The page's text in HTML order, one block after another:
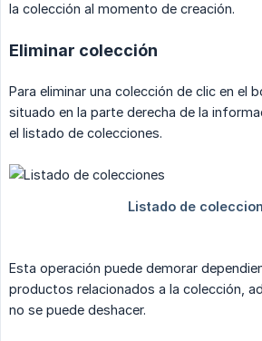
la colección al momento de creación.
Eliminar colección
Para eliminar una colección de clic en el
situado en la parte derecha de la
el listado de colecciones.
Esta operación puede demorar
productos relacionados a la colección,
no se puede deshacer.